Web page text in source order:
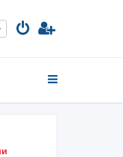
Расширенный поиск